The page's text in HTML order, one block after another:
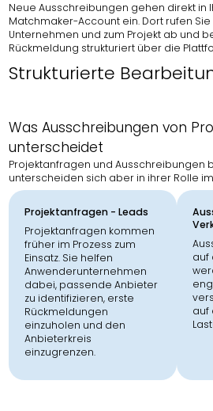
Neue Ausschreibungen gehen direkt in
Matchmaker-Account ein. Dort rufen
Unternehmen und zum Projekt ab und
Rückmeldung strukturiert über die
Strukturierte
Was Ausschreibungen von
unterscheidet
Projektanfragen und Ausschreibungen
unterscheiden sich aber in ihrer Rolle
Projektanfragen - Leads
Projektanfragen kommen
früher im Prozess zum
Einsatz. Sie helfen
Anwenderunternehmen
dabei, passende Anbieter
zu identifizieren, erste
Rückmeldungen
einzuholen und den
Anbieterkreis
einzugrenzen.
auf
auf